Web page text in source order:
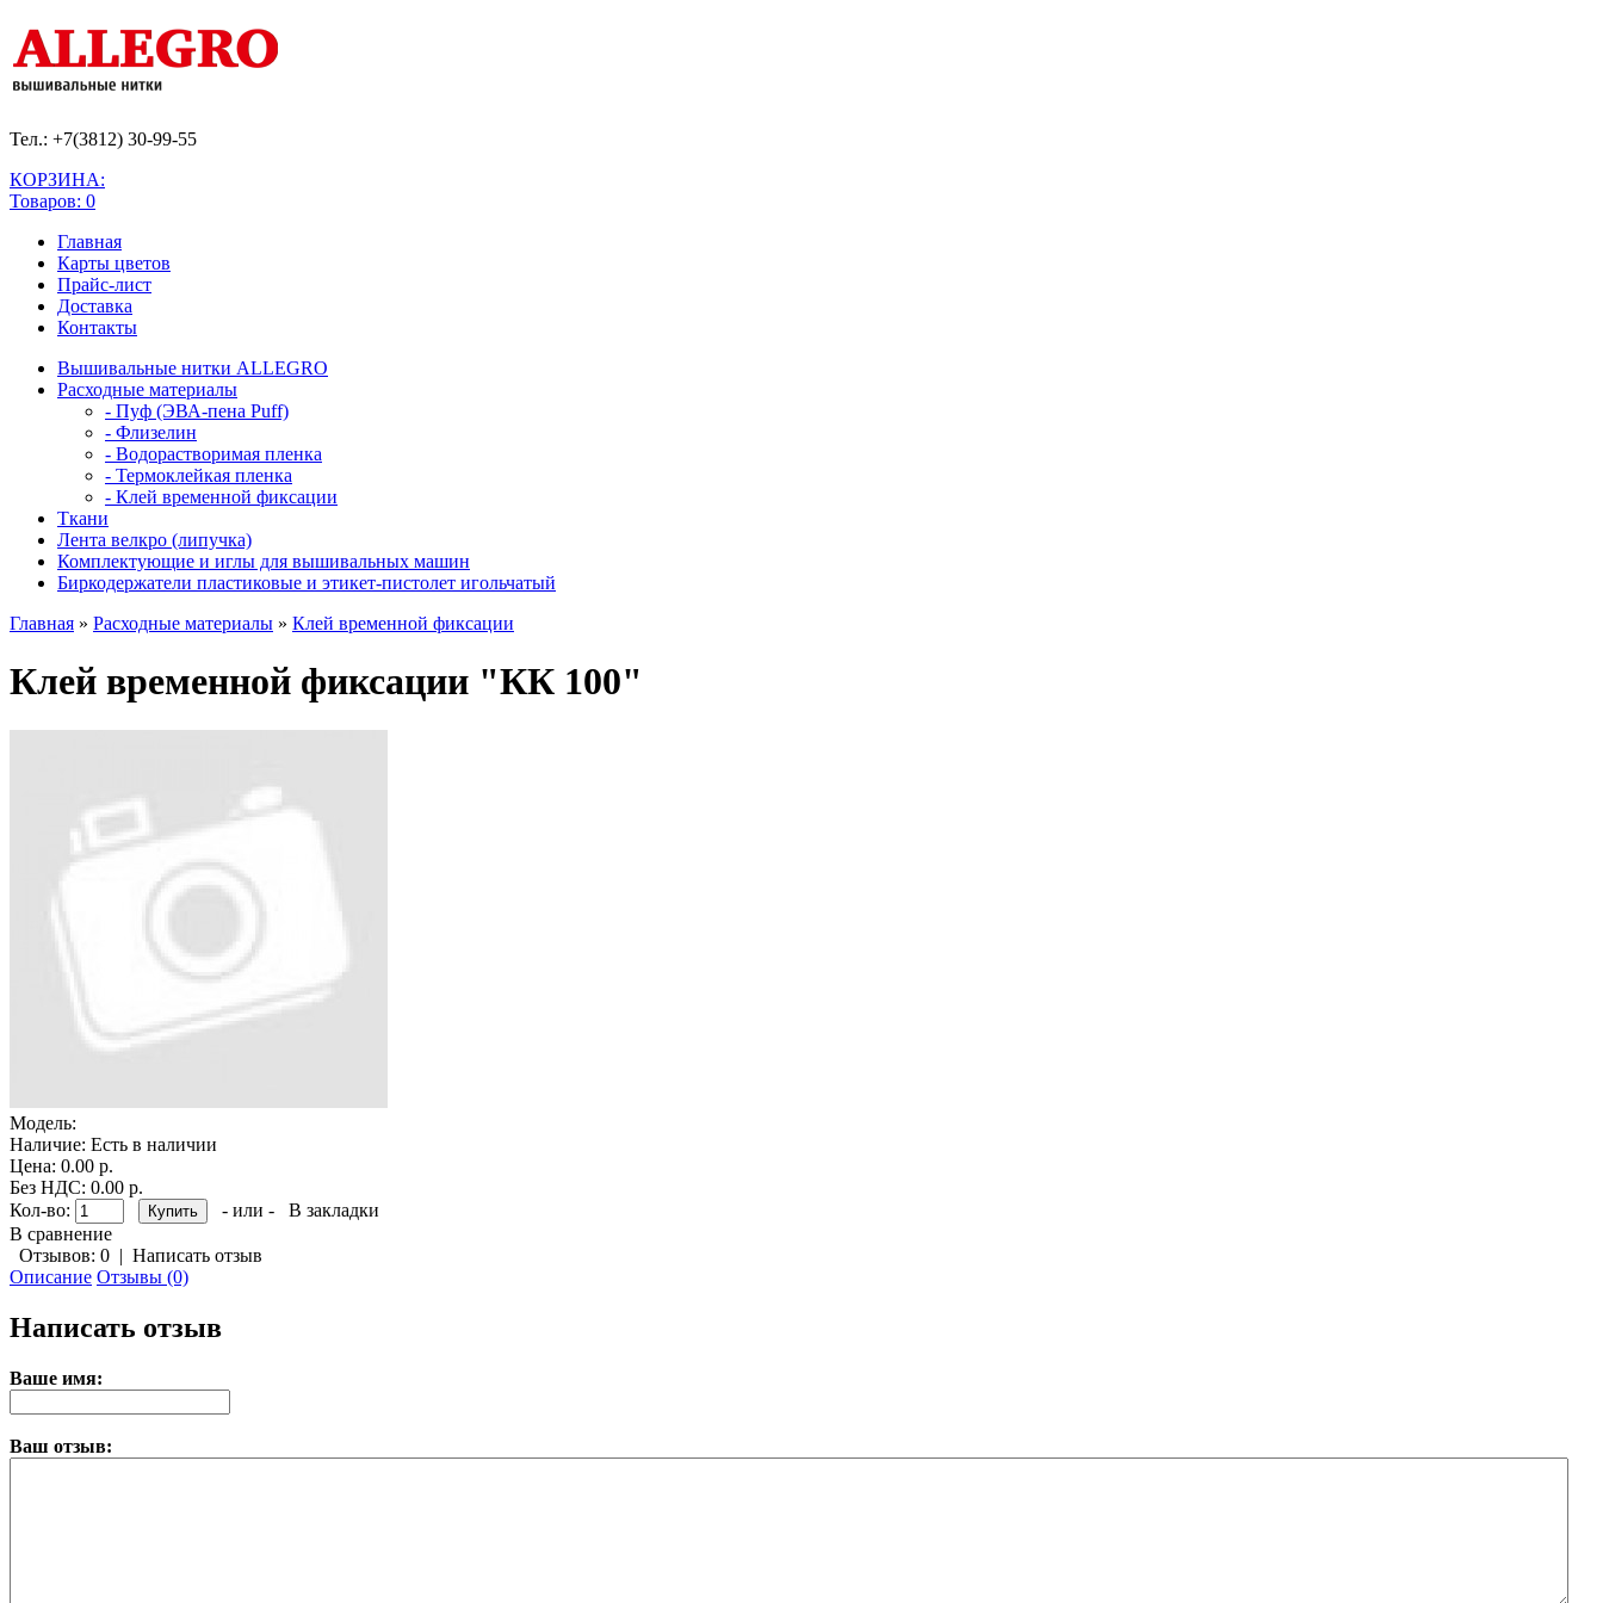
Тел.: +7(3812) 30-99-55
КОРЗИНА:
Товаров: 0
Главная
Карты цветов
Прайс-лист
Доставка
Контакты
Вышивальные нитки ALLEGRO
Расходные материалы
- Пуф (ЭВА-пена Puff)
- Флизелин
- Водорастворимая пленка
- Термоклейкая пленка
- Клей временной фиксации
Ткани
Лента велкро (липучка)
Комплектующие и иглы для вышивальных машин
Биркодержатели пластиковые и этикет-пистолет игольчатый
Главная » Расходные материалы » Клей временной фиксации
Клей временной фиксации "КК 100"
Модель:
Наличие: Есть в наличии
Цена: 0.00 р.
Без НДС: 0.00 р.
Кол-во:
- или -
В закладки
В сравнение
Отзывов: 0 | Написать отзыв
Описание Отзывы (0)
Написать отзыв
Ваше имя:
Ваш отзыв: